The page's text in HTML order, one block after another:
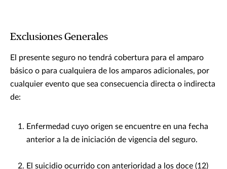
Exclusiones Generales
El presente seguro no tendrá cobertura para el amparo
básico o para cualquiera de los amparos adicionales, por
cualquier evento que sea consecuencia directa o indirecta
de:
Enfermedad cuyo origen se encuentre en una fecha
anterior a la de iniciación de vigencia del seguro.
El suicidio ocurrido con anterioridad a los doce (12)